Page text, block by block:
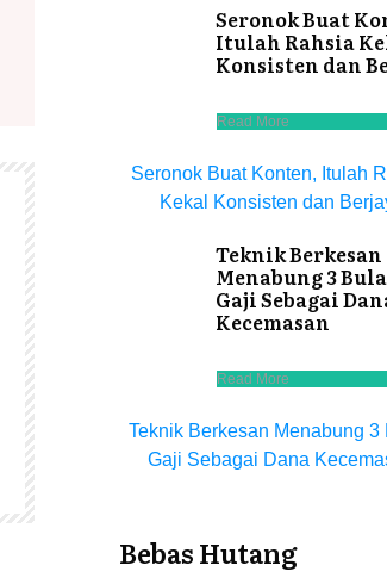
Seronok Buat
Itulah Rahsia
Konsisten dan
Read More
Seronok Buat Konten, Itulah
Kekal Konsisten dan
Teknik Berkesan
Menabung 3
Gaji Sebagai
Kecemasan
Read More
Teknik Berkesan Menabung 3
Gaji Sebagai Dana
Bebas Hutang